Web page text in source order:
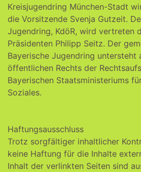
Kreisjugendring München-Stadt
die Vorsitzende Svenja Gutzeit.
Jugendring, KdöR, wird vertreten
Präsidenten Philipp Seitz. Der
Bayerische Jugendring untersteht
öffentlichen Rechts der
Bayerischen Staatsministeriums
Soziales.
Haftungsausschluss
Trotz sorgfältiger inhaltlicher
keine Haftung für die Inhalte
Inhalt der verlinkten Seiten sind